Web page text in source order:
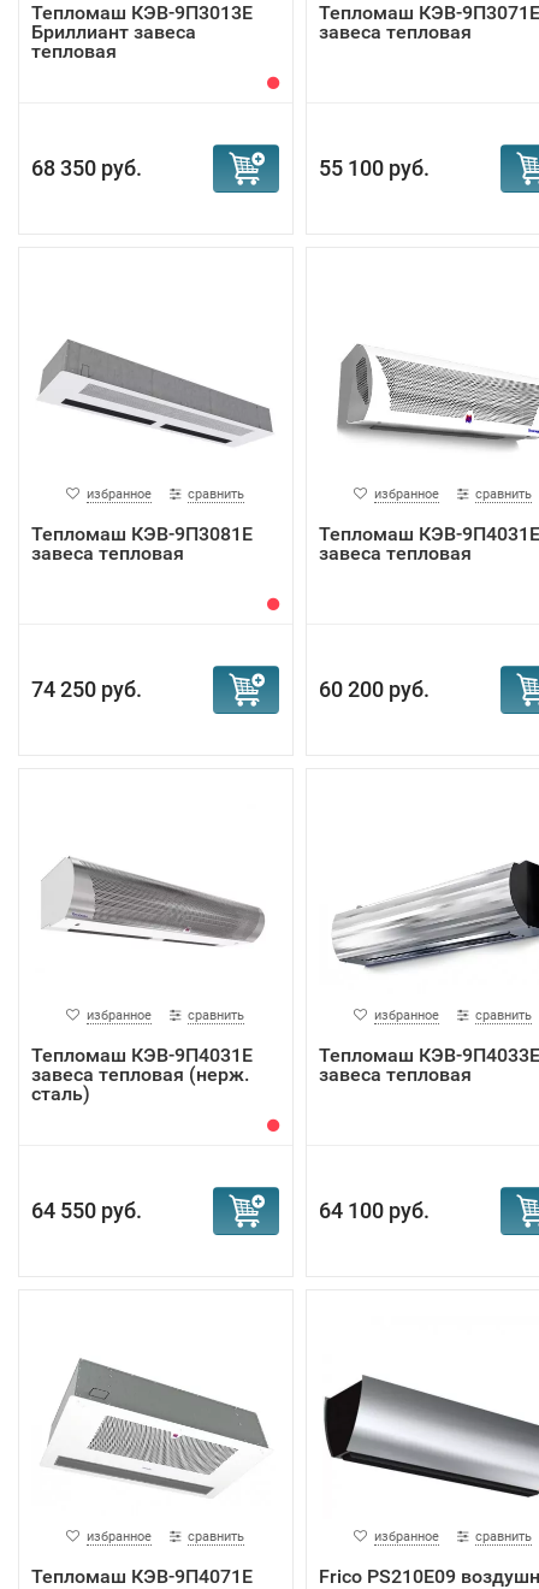
Тепломаш КЭВ-9П3013Е
Бриллиант завеса
тепловая
68 350 руб.
Тепломаш КЭВ-9П3071E
завеса тепловая
55 100 руб.
избранное сравнить
Тепломаш КЭВ-9П3081E
завеса тепловая
74 250 руб.
избранное сравнить
Тепломаш КЭВ-9П4031E
завеса тепловая
60 200 руб.
избранное сравнить
Тепломаш КЭВ-9П4031E
завеса тепловая (нерж.
сталь)
64 550 руб.
избранное сравнить
Тепломаш КЭВ-9П4033E
завеса тепловая
64 100 руб.
избранное сравнить
Тепломаш КЭВ-9П4071Е
избранное сравнить
Frico PS210E09